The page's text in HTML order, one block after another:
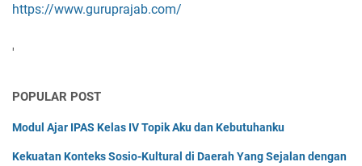
https://www.guruprajab.com/
'
POPULAR POST
Modul Ajar IPAS Kelas IV Topik Aku dan Kebutuhanku
Kekuatan Konteks Sosio-Kultural di Daerah Yang Sejalan dengan